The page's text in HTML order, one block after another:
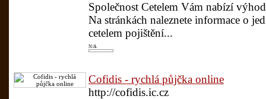
Společnost Cetelem Vám nabízí
Na stránkách naleznete informace o
cetelem pojištění...
N/A
Cofidis - rychlá půjčka online
http://cofidis.ic.cz